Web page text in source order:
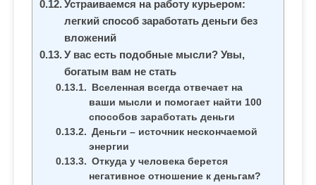
Устраиваемся на работу курьером:
легкий способ заработать деньги без
вложений
У вас есть подобные мысли? Увы,
богатым вам не стать
Вселенная всегда отвечает на
ваши мысли и помогает найти 100
способов заработать деньги
Деньги – источник нескончаемой
энергии
Откуда у человека берется
негативное отношение к деньгам?